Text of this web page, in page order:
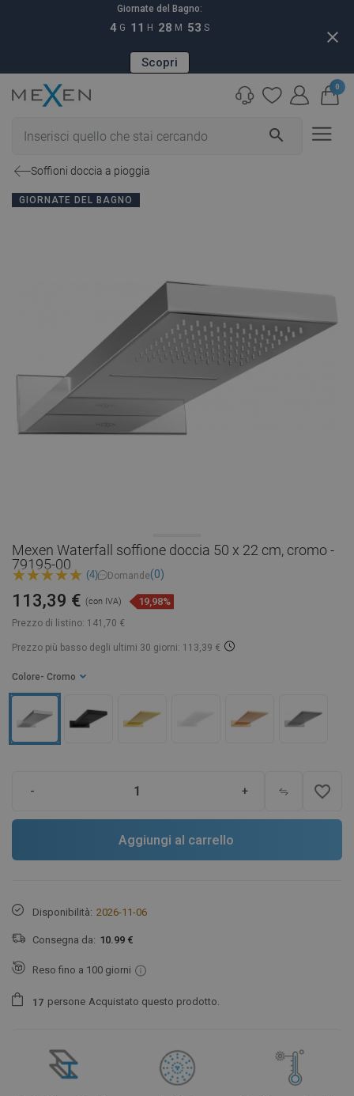
Giornate del Bagno:
4 G 11 H 28 M 52 S
Scopri
close
search
0
Soffioni doccia a pioggia
GIORNATE DEL BAGNO
Mexen Waterfall soffione doccia 50 x 22 cm, cromo -
79195-00
(4) Domande(0)
Prezzo di listino: 141,70 €
113,39 € (con IVA) 19,98%
Prezzo più basso degli ultimi 30 giorni: 113,39 €
Colore - Cromo
- + favorite_border
Aggiungi al carrello
Disponibilità: 2026-11-06
Consegna da: 10.99 €
Reso fino a 100 giorni
1 7 persone Acquistato questo prodotto.